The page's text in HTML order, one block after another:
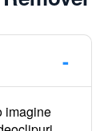
imagine